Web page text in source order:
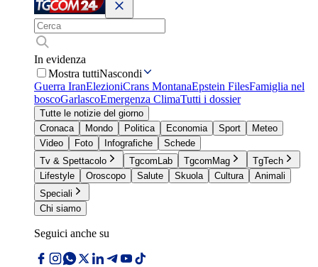
In evidenza
Mostra tuttiNascondi
Guerra IranElezioniCrans MontanaEpstein FilesFamiglia nel
boscoGarlascoEmergenza ClimaTutti i dossier
Tutte le notizie del giorno
Cronaca
Mondo Politica Economia Sport
Meteo
Video
Foto Infografiche
Schede
Tv & Spettacolo
TgcomLab TgcomMag
TgTech
Lifestyle
Oroscopo Salute Skuola Cultura
Animali
Speciali
Chi siamo
Seguici anche su